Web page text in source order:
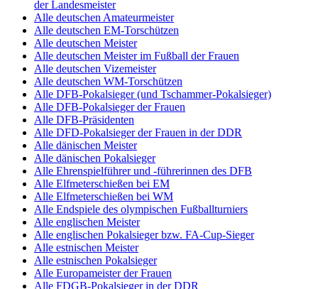
der Landesmeister
Alle deutschen Amateurmeister
Alle deutschen EM-Torschützen
Alle deutschen Meister
Alle deutschen Meister im Fußball der Frauen
Alle deutschen Vizemeister
Alle deutschen WM-Torschützen
Alle DFB-Pokalsieger (und Tschammer-Pokalsieger)
Alle DFB-Pokalsieger der Frauen
Alle DFB-Präsidenten
Alle DFD-Pokalsieger der Frauen in der DDR
Alle dänischen Meister
Alle dänischen Pokalsieger
Alle Ehrenspielführer und -führerinnen des DFB
Alle Elfmeterschießen bei EM
Alle Elfmeterschießen bei WM
Alle Endspiele des olympischen Fußballturniers
Alle englischen Meister
Alle englischen Pokalsieger bzw. FA-Cup-Sieger
Alle estnischen Meister
Alle estnischen Pokalsieger
Alle Europameister der Frauen
Alle FDGB-Pokalsieger in der DDR